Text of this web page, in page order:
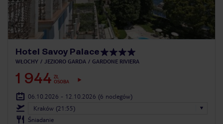
Hotel Savoy Palace
WŁOCHY JEZIORO GARDA GARDONE RIVIERA
1 944 ZŁ
OSOBA
06.10.2026 - 12.10.2026 (6 noclegów)
Kraków (21:55)
Śniadanie